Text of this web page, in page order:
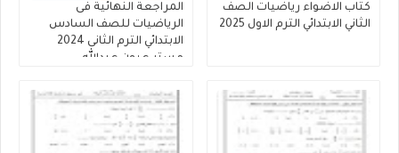
كتاب الاضواء رياضيات الصف
الثاني الابتدائي الترم الاول 2025
المراجعة النهائية فى
الرياضيات للصف السادس
الابتدائي الترم الثانى 2024
مستر عيون عبدالله